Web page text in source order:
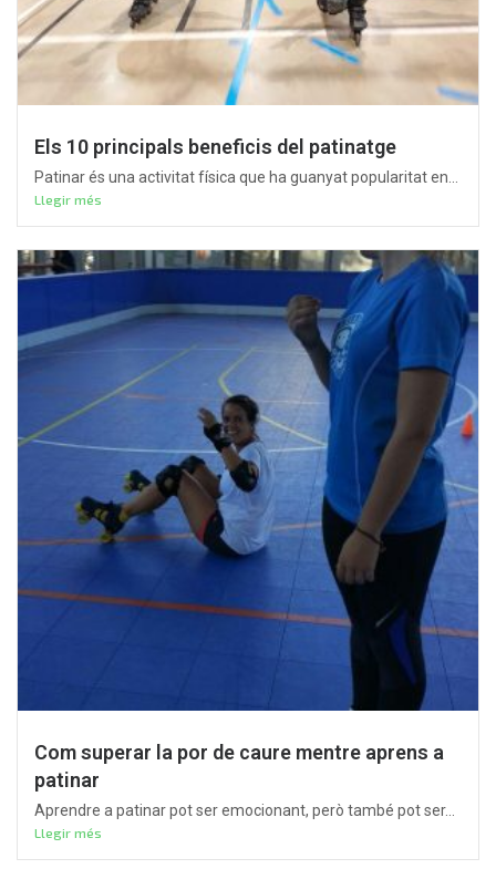
Els 10 principals beneficis del patinatge
Patinar és una activitat física que ha guanyat popularitat en...
Llegir més
Com superar la por de caure mentre aprens a
patinar
Aprendre a patinar pot ser emocionant, però també pot ser...
Llegir més